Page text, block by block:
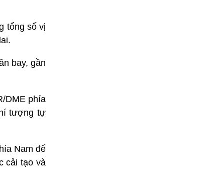
tổng số vị
bay, gần
DME phía
tượng tự
Nam để
cải tạo và